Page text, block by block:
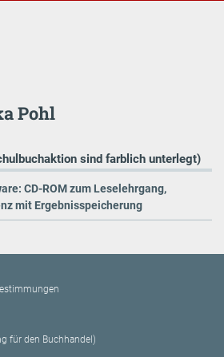
Pohl
sind farblich unterlegt)
CD-ROM zum Leselehrgang,
mit Ergebnisspeicherung
für den Buchhandel)